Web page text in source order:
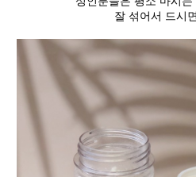
잘 섞어서 드시